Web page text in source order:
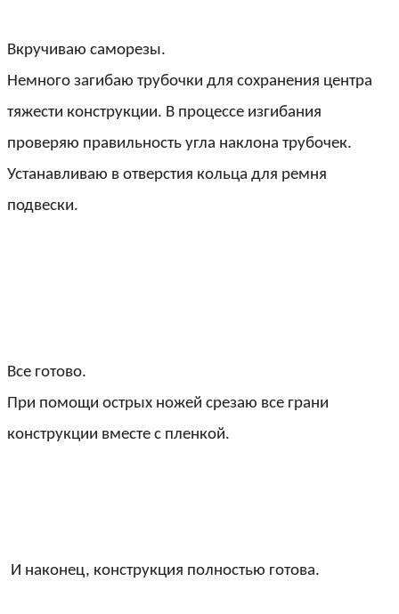
Вкручиваю саморезы.
Немного загибаю трубочки для сохранения центра
тяжести конструкции. В процессе изгибания
проверяю правильность угла наклона трубочек.
Устанавливаю в отверстия кольца для ремня
подвески.
Все готово.
При помощи острых ножей срезаю все грани
конструкции вместе с пленкой.
И наконец, конструкция полностью готова.